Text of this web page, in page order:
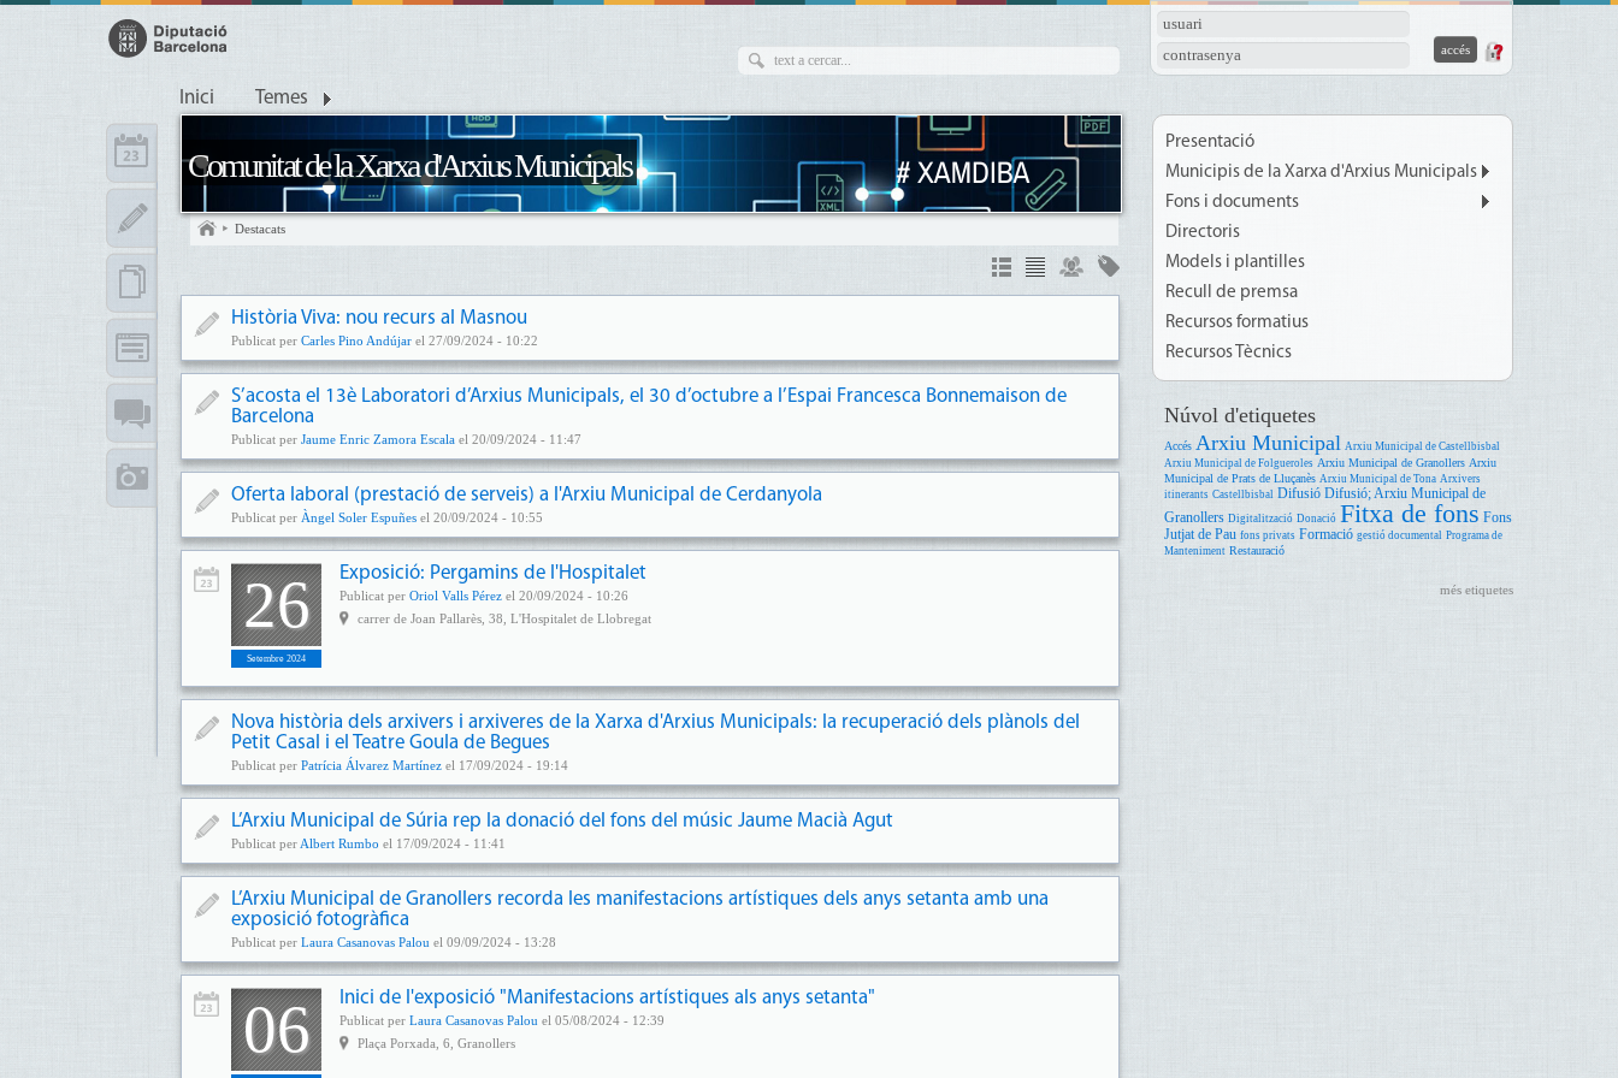
usuari
contrasenya
Inici Temes
Comunitat de la Xarxa d'Arxius Municipals
Destacats
Història Viva: nou recurs al Masnou
Publicat per Carles Pino Andújar el 27/09/2024 - 10:22
S’acosta el 13è Laboratori d’Arxius Municipals, el 30 d’octubre a l’Espai Francesca Bonnemaison de
Barcelona
Publicat per Jaume Enric Zamora Escala el 20/09/2024 - 11:47
Oferta laboral (prestació de serveis) a l'Arxiu Municipal de Cerdanyola
Publicat per Àngel Soler Espuñes el 20/09/2024 - 10:55
26
Setembre 2024
Exposició: Pergamins de l'Hospitalet
Publicat per Oriol Valls Pérez el 20/09/2024 - 10:26
carrer de Joan Pallarès, 38, L'Hospitalet de Llobregat
Nova història dels arxivers i arxiveres de la Xarxa d'Arxius Municipals: la recuperació dels plànols del
Petit Casal i el Teatre Goula de Begues
Publicat per Patrícia Álvarez Martínez el 17/09/2024 - 19:14
L’Arxiu Municipal de Súria rep la donació del fons del músic Jaume Macià Agut
Publicat per Albert Rumbo el 17/09/2024 - 11:41
L’Arxiu Municipal de Granollers recorda les manifestacions artístiques dels anys setanta amb una
exposició fotogràfica
Publicat per Laura Casanovas Palou el 09/09/2024 - 13:28
06 Inici de l'exposició "Manifestacions artístiques als anys setanta"
Publicat per Laura Casanovas Palou el 05/08/2024 - 12:39
Plaça Porxada, 6, Granollers
Presentació
Municipis de la Xarxa d'Arxius Municipals
Fons i documents
Directoris
Models i plantilles
Recull de premsa
Recursos formatius
Recursos Tècnics
Núvol d'etiquetes
Accés Arxiu Municipal Arxiu Municipal de Castellbisbal
Arxiu Municipal de Folgueroles Arxiu Municipal de Granollers Arxiu
Municipal de Prats de Lluçanès Arxiu Municipal de Tona Arxivers
itinerants Castellbisbal Difusió Difusió; Arxiu Municipal de
Granollers Digitalització Donació Fitxa de fons Fons
Jutjat de Pau fons privats Formació gestió documental Programa de
Manteniment Restauració
més etiquetes